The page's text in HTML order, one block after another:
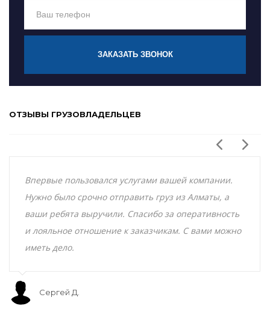
ЗАКАЗАТЬ ЗВОНОК
ОТЗЫВЫ ГРУЗОВЛАДЕЛЬЦЕВ
Впервые пользовался услугами вашей компании.
Нужно было срочно отправить груз из Алматы, а
ваши ребята выручили. Спасибо за оперативность
и лояльное отношение к заказчикам. С вами можно
иметь дело.
Сергей Д.